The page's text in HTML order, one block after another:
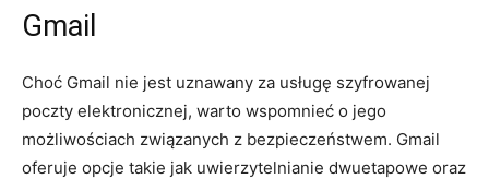
Gmail
Choć Gmail nie jest uznawany za usługę szyfrowanej
poczty elektronicznej, warto wspomnieć o jego
możliwościach związanych z bezpieczeństwem. Gmail
oferuje opcje takie jak uwierzytelnianie dwuetapowe oraz